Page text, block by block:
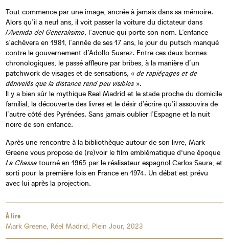
Tout commence par une image, ancrée à jamais dans sa mémoire.
Alors qu’il a neuf ans, il voit passer la voiture du dictateur dans
l’Avenida del Generalisimo, l’avenue qui porte son nom. L’enfance
s’achèvera en 1981, l’année de ses 17 ans, le jour du putsch manqué
contre le gouvernement d’Adolfo Suarez. Entre ces deux bornes
chronologiques, le passé affleure par bribes, à la manière d’un
patchwork de visages et de sensations, « de rapiéçages et de
dénivelés que la distance rend peu visibles».
Il y a bien sûr le mythique Real Madrid et le stade proche du domicile
familial, la découverte des livres et le désir d’écrire qu’il assouvira de
l’autre côté des Pyrénées. Sans jamais oublier l’Espagne et la nuit
noire de son enfance.
Après une rencontre à la bibliothèque autour de son livre, Mark
Greene vous propose de (re)voir le film emblématique d'une époque
La Chasse tourné en 1965 par le réalisateur espagnol Carlos Saura, et
sorti pour la première fois en France en 1974. Un débat est prévu
avec lui après la projection.
À lire
Mark Greene, Réel Madrid, Plein Jour, 2023